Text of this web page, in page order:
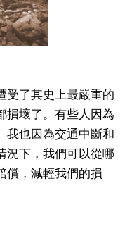
受了其史上最嚴重的
損壞了。有些人因為
我也因為交通中斷和
況下，我們可以從哪
償，減輕我們的損